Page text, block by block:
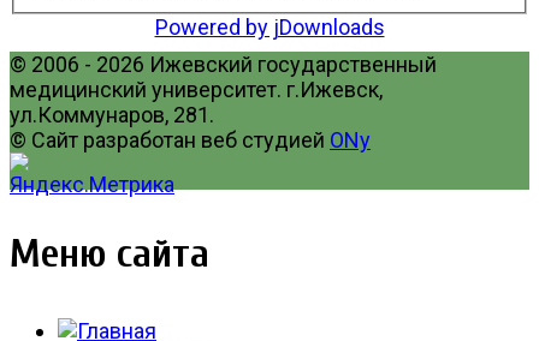
Powered by jDownloads
© 2006 - 2026 Ижевский государственный
медицинский университет. г.Ижевск,
ул.Коммунаров, 281.
© Сайт разработан веб студией ONy
Меню сайта